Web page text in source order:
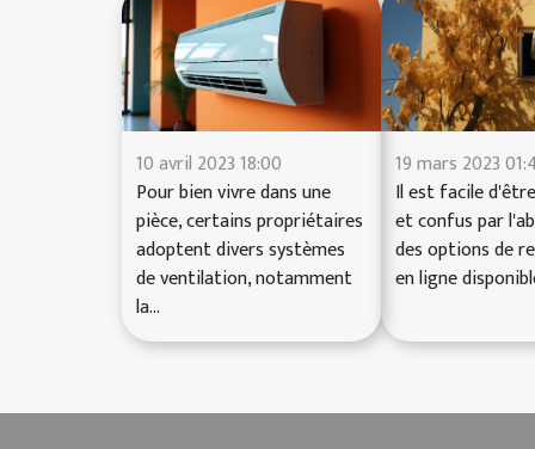
10 avril 2023 18:00
Pour bien vivre dans une
pièce, certains propriétaires
adoptent divers systèmes
de ventilation, notamment
la...
19 mars 2023
Il est facile
et confus par
des options de
en ligne